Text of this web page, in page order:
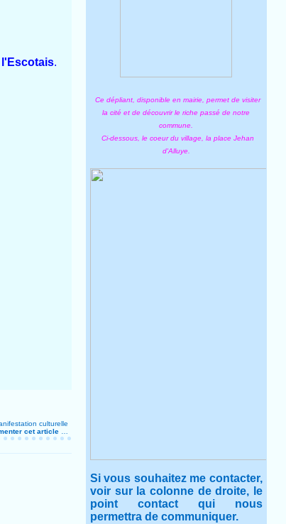
l'Escotais.
culturelle
cet article
Ce dépliant, disponible en mairie, permet de visiter
la cité et de découvrir le riche passé de notre
commune.
Ci-dessous, le coeur du village, la place Jehan
d'Alluye.
Si vous souhaitez me contacter,
voir sur la colonne de droite, le
point contact qui nous
permettra de communiquer.